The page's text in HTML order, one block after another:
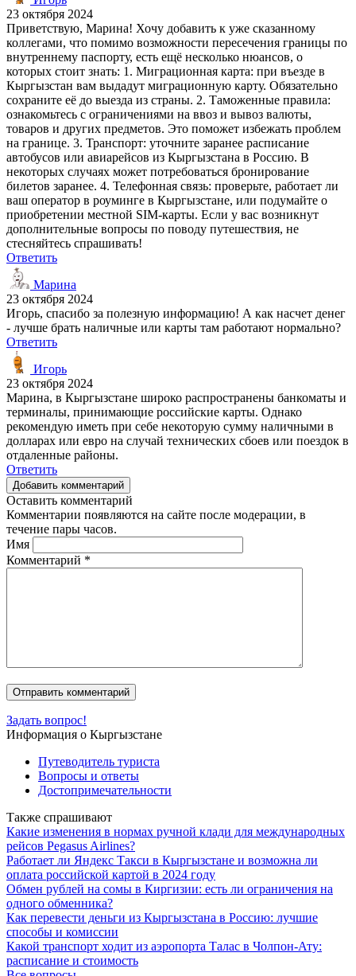
23 октября 2024
Приветствую, Марина! Хочу добавить к уже сказанному
коллегами, что помимо возможности пересечения границы по
внутреннему паспорту, есть ещё несколько нюансов, о
которых стоит знать: 1. Миграционная карта: при въезде в
Кыргызстан вам выдадут миграционную карту. Обязательно
сохраните её до выезда из страны. 2. Таможенные правила:
ознакомьтесь с ограничениями на ввоз и вывоз валюты,
товаров и других предметов. Это поможет избежать проблем
на границе. 3. Транспорт: уточните заранее расписание
автобусов или авиарейсов из Кыргызстана в Россию. В
некоторых случаях может потребоваться бронирование
билетов заранее. 4. Телефонная связь: проверьте, работает ли
ваш оператор в роуминге в Кыргызстане, или подумайте о
приобретении местной SIM-карты. Если у вас возникнут
дополнительные вопросы по поводу путешествия, не
стесняйтесь спрашивать!
Ответить
Марина
23 октября 2024
Игорь, спасибо за полезную информацию! А как насчет денег
- лучше брать наличные или карты там работают нормально?
Ответить
Игорь
23 октября 2024
Марина, в Кыргызстане широко распространены банкоматы и
терминалы, принимающие российские карты. Однако
рекомендую иметь при себе некоторую сумму наличными в
долларах или евро на случай технических сбоев или поездок в
отдаленные районы.
Ответить
Добавить комментарий
Оставить комментарий
Комментарии появляются на сайте после модерации, в
течение пары часов.
Имя
Комментарий *
Задать вопрос!
Информация о Кыргызстане
Путеводитель туриста
Вопросы и ответы
Достопримечательности
Также спрашивают
Какие изменения в нормах ручной клади для международных
рейсов Pegasus Airlines?
Работает ли Яндекс Такси в Кыргызстане и возможна ли
оплата российской картой в 2024 году
Обмен рублей на сомы в Киргизии: есть ли ограничения на
одного обменника?
Как перевести деньги из Кыргызстана в Россию: лучшие
способы и комиссии
Какой транспорт ходит из аэропорта Талас в Чолпон-Ату:
расписание и стоимость